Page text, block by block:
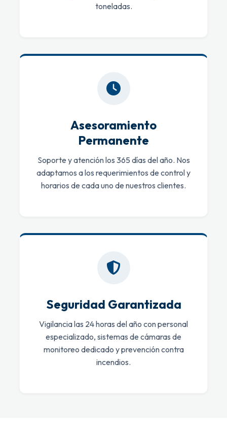
toneladas.
Asesoramiento
Permanente
Soporte y atención los 365 días del año. Nos
adaptamos a los requerimientos de control y
horarios de cada uno de nuestros clientes.
Seguridad Garantizada
Vigilancia las 24 horas del año con personal
especializado, sistemas de cámaras de
monitoreo dedicado y prevención contra
incendios.